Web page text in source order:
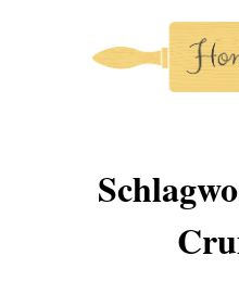
honey-and-